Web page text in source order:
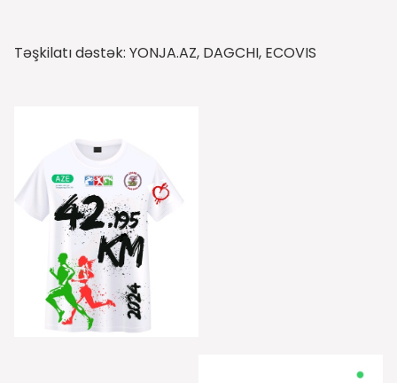
Təşkilatı dəstək: YONJA.AZ, DAGCHI, ECOVIS